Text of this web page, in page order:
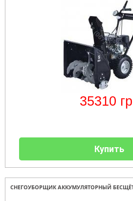
35310
Купить
СНЕГОУБОРЩИК АККУМУЛЯТОРНЫЙ